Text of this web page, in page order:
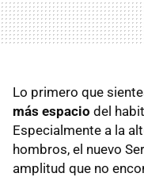
Lo primero que
más espacio del
Especialmente a la
hombros, el nuevo
amplitud que no